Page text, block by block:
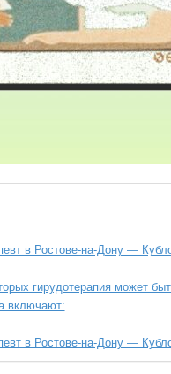
в Ростове-на-Дону —
гирудотерапия может
включают:
в Ростове-на-Дону —